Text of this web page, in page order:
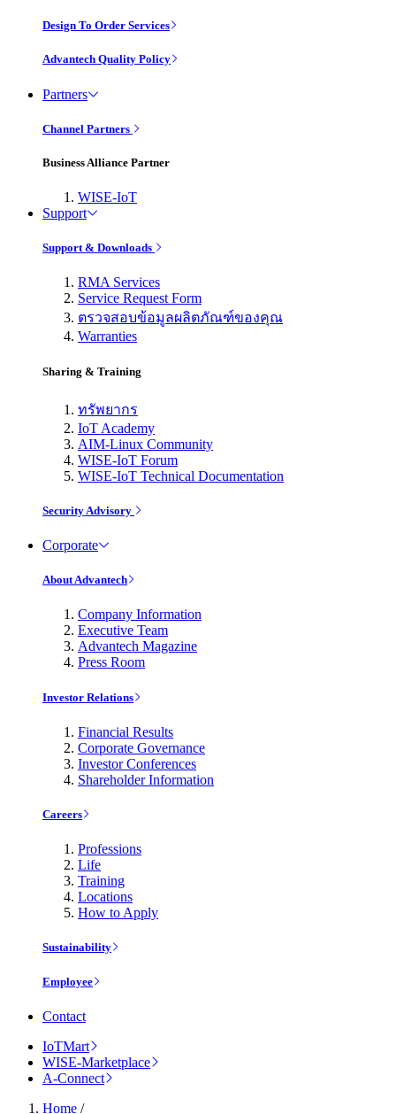
Design To Order Services
Advantech Quality Policy
Partners
Channel Partners
Business Alliance Partner
WISE-IoT
Support
Support & Downloads
RMA Services
Service Request Form
ตรวจสอบข้อมูลผลิตภัณฑ์ของคุณ
Warranties
Sharing & Training
ทรัพยากร
IoT Academy
AIM-Linux Community
WISE-IoT Forum
WISE-IoT Technical Documentation
Security Advisory
Corporate
About Advantech
Company Information
Executive Team
Advantech Magazine
Press Room
Investor Relations
Financial Results
Corporate Governance
Investor Conferences
Shareholder Information
Careers
Professions
Life
Training
Locations
How to Apply
Sustainability
Employee
Contact
IoTMart
WISE-Marketplace
A-Connect
Home /